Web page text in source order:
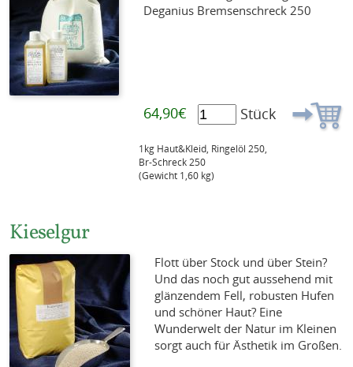
Deganius Bremsenschreck 250
64,90€ Stück
1kg Haut&Kleid, Ringelöl 250,
Br-Schreck 250
(Gewicht 1,60 kg)
Kieselgur
Flott über Stock und über Stein?
Und das noch gut aussehend mit
glänzendem Fell, robusten Hufen
und schöner Haut? Eine
Wunderwelt der Natur im Kleinen
sorgt auch für Ästhetik im Großen.